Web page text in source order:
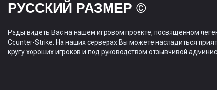
РУССКИЙ РАЗМЕР ©
Рады видеть Вас на нашем игровом проекте, посвященном
Counter-Strike. На наших серверах Вы можете насладиться
кругу хороших игроков и под руководством отзывчивой